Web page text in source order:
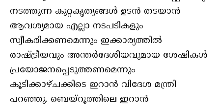
നടത്തുന്ന കുറ്റകൃത്യങ്ങള്‍ ഉടന്‍ തടയാന്‍
ആവശ്യമായ എല്ലാ നടപടികളും
സ്വീകരിക്കണമെന്നും ഇക്കാര്യത്തില്‍
രാഷ്ട്രീയവും അന്തര്‍ദേശീയവുമായ ശേഷികള്‍
പ്രയോജനപ്പെടുത്തണമെന്നും
കൂടിക്കാഴ്ചക്കിടെ ഇറാന്‍ വിദേശ മന്ത്രി
പറഞ്ഞു. ബെയ്‌റൂത്തിലെ ഇറാന്‍